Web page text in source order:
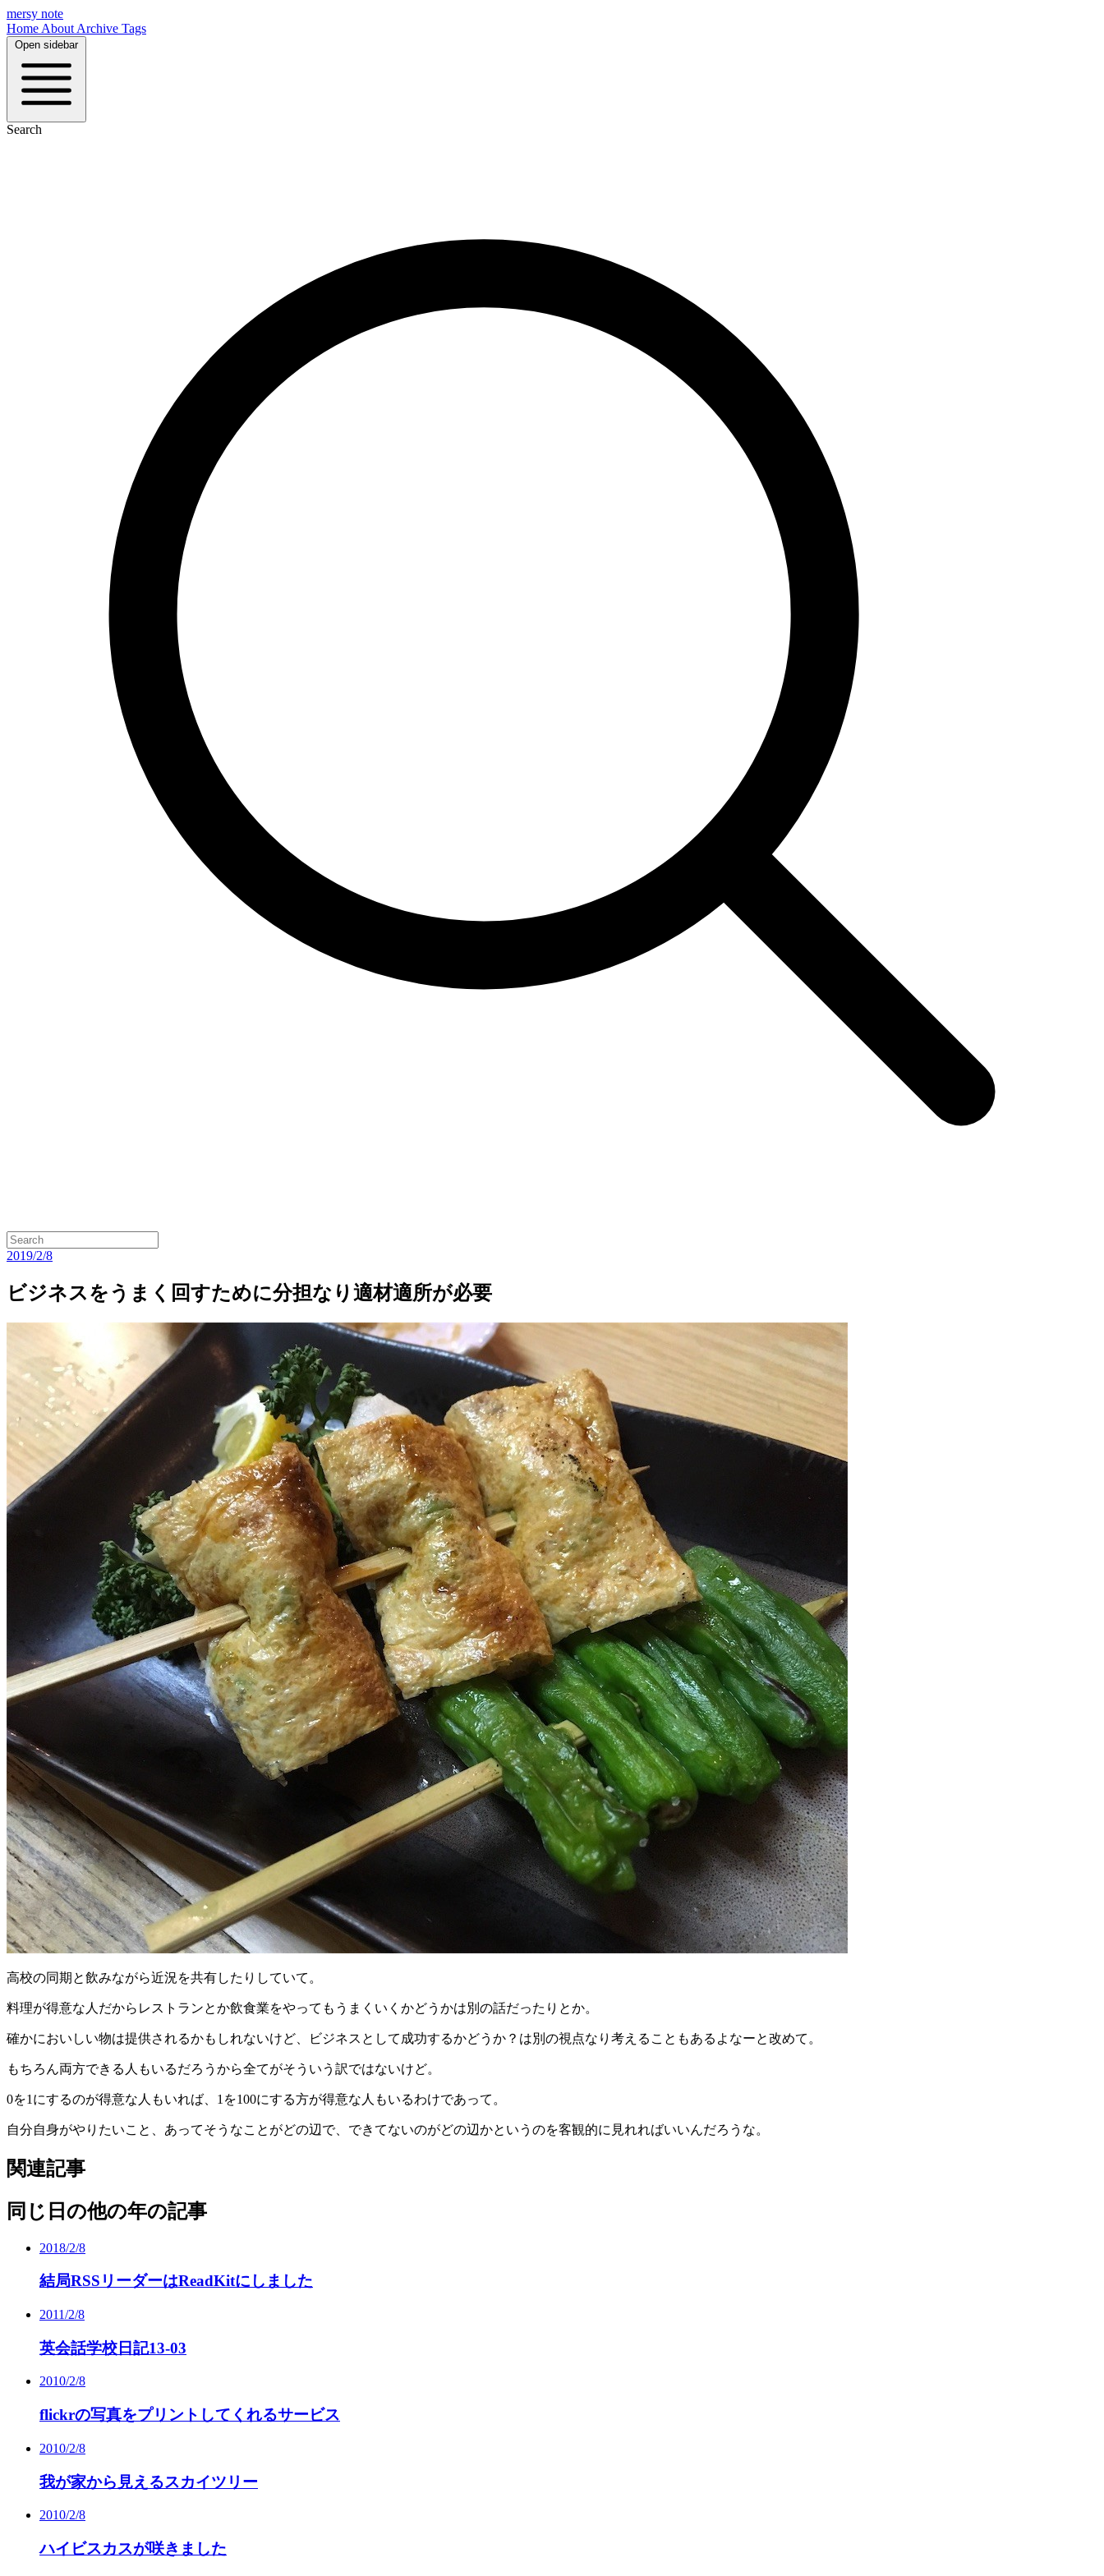
mersy note
Home About Archive Tags
Open sidebar
Search
2019/2/8
ビジネスをうまく回すために分担なり適材適所が必要
高校の同期と飲みながら近況を共有したりしていて。
料理が得意な人だからレストランとか飲食業をやってもうまくいくかどうかは別の話だったりとか。
確かにおいしい物は提供されるかもしれないけど、ビジネスとして成功するかどうか？は別の視点なり考えることもあるよなーと改めて。
もちろん両方できる人もいるだろうから全てがそういう訳ではないけど。
0を1にするのが得意な人もいれば、1を100にする方が得意な人もいるわけであって。
自分自身がやりたいこと、あってそうなことがどの辺で、できてないのがどの辺かというのを客観的に見れればいいんだろうな。
関連記事
同じ日の他の年の記事
2018/2/8
結局RSSリーダーはReadKitにしました
2011/2/8
英会話学校日記13-03
2010/2/8
flickrの写真をプリントしてくれるサービス
2010/2/8
我が家から見えるスカイツリー
2010/2/8
ハイビスカスが咲きました